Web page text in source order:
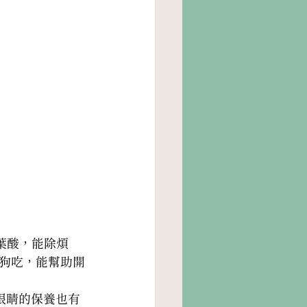
酸，能除煩
吃，能幫助開
睛的保養也有